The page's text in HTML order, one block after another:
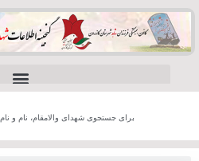
برای جستجوی شهدای والامقام، نام و نام